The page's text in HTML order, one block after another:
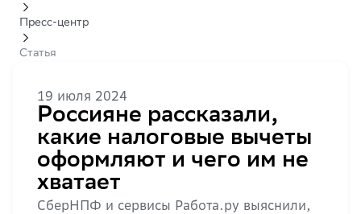
Пресс-центр
Статья
19 июля 2024
Россияне рассказали,
какие налоговые вычеты
оформляют и чего им не
хватает
СберНПФ и сервисы Работа.ру выяснили,